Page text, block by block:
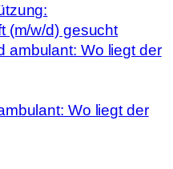
(m/w/d) gesucht
Wo liegt der